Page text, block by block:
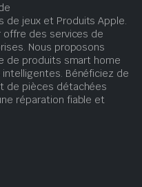
de jeux et Produits Apple.
offre des services de
Nous proposons
de produits smart home
Bénéficiez de
de pièces détachées
réparation fiable et